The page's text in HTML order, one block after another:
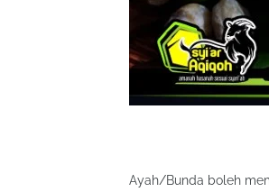
Ayah/Bunda boleh